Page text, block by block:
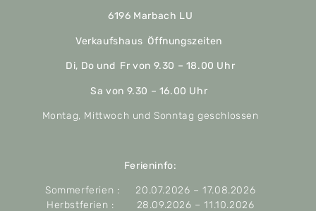
6196 Marbach LU
Verkaufshaus Öffnungszeiten
Di, Do und Fr von 9.30 – 18.00 Uhr
Sa von 9.30 – 16.00 Uhr
Montag, Mittwoch und Sonntag geschlossen
Ferieninfo:
Sommerferien : 20.07.2026 – 17.08.2026
Herbstferien : 28.09.2026 – 11.10.2026